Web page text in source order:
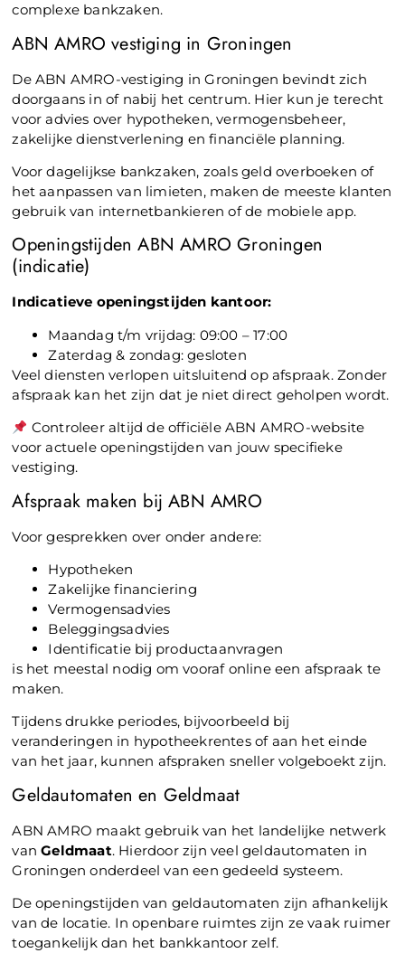
complexe bankzaken.
ABN AMRO vestiging in Groningen
De ABN AMRO-vestiging in Groningen bevindt zich
doorgaans in of nabij het centrum. Hier kun je terecht
voor advies over hypotheken, vermogensbeheer,
zakelijke dienstverlening en financiële planning.
Voor dagelijkse bankzaken, zoals geld overboeken of
het aanpassen van limieten, maken de meeste klanten
gebruik van internetbankieren of de mobiele app.
Openingstijden ABN AMRO Groningen
(indicatie)
Indicatieve openingstijden kantoor:
Maandag t/m vrijdag: 09:00 – 17:00
Zaterdag & zondag: gesloten
Veel diensten verlopen uitsluitend op afspraak. Zonder
afspraak kan het zijn dat je niet direct geholpen wordt.
Controleer altijd de officiële ABN AMRO-website
voor actuele openingstijden van jouw specifieke
vestiging.
Afspraak maken bij ABN AMRO
Voor gesprekken over onder andere:
Hypotheken
Zakelijke financiering
Vermogensadvies
Beleggingsadvies
Identificatie bij productaanvragen
is het meestal nodig om vooraf online een afspraak te
maken.
Tijdens drukke periodes, bijvoorbeeld bij
veranderingen in hypotheekrentes of aan het einde
van het jaar, kunnen afspraken sneller volgeboekt zijn.
Geldautomaten en Geldmaat
ABN AMRO maakt gebruik van het landelijke netwerk
vanGeldmaat. Hierdoor zijn veel geldautomaten in
Groningen onderdeel van een gedeeld systeem.
De openingstijden van geldautomaten zijn afhankelijk
van de locatie. In openbare ruimtes zijn ze vaak ruimer
toegankelijk dan het bankkantoor zelf.